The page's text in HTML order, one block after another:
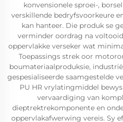
konvensionele sproei-,
verskillende bedryfsvoorkeure
kan hanteer. Die produk se
verminder oordrag na
oppervlakke verseker wat
Toepassings strek oor
boumateriaalproduksie,
gespesialiseerde saamgestelde
PU HR vrylatingmiddel
vervaardiging van
dieptrektrekomponente en
oppervlakafwerwing vereis. Sy